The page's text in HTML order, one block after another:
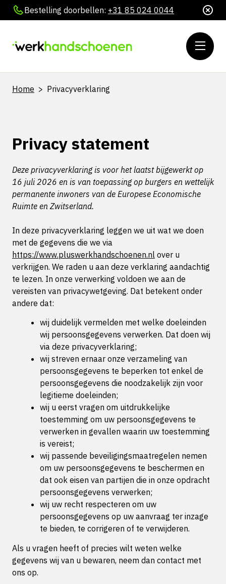
Bestelling doorbellen: +31 85 024 0044
Home > Privacyverklaring
Privacy statement
Deze privacyverklaring is voor het laatst bijgewerkt op
16 juli 2026 en is van toepassing op burgers en wettelijk
permanente inwoners van de Europese Economische
Ruimte en Zwitserland.
In deze privacyverklaring leggen we uit wat we doen
met de gegevens die we via
https://www.pluswerkhandschoenen.nl over u
verkrijgen. We raden u aan deze verklaring aandachtig
te lezen. In onze verwerking voldoen we aan de
vereisten van privacywetgeving. Dat betekent onder
andere dat:
wij duidelijk vermelden met welke doeleinden
wij persoonsgegevens verwerken. Dat doen wij
via deze privacyverklaring;
wij streven ernaar onze verzameling van
persoonsgegevens te beperken tot enkel de
persoonsgegevens die noodzakelijk zijn voor
legitieme doeleinden;
wij u eerst vragen om uitdrukkelijke
toestemming om uw persoonsgegevens te
verwerken in gevallen waarin uw toestemming
is vereist;
wij passende beveiligingsmaatregelen nemen
om uw persoonsgegevens te beschermen en
dat ook eisen van partijen die in onze opdracht
persoonsgegevens verwerken;
wij uw recht respecteren om uw
persoonsgegevens op uw aanvraag ter inzage
te bieden, te corrigeren of te verwijderen.
Als u vragen heeft of precies wilt weten welke
gegevens wij van u bewaren, neem dan contact met
ons op.